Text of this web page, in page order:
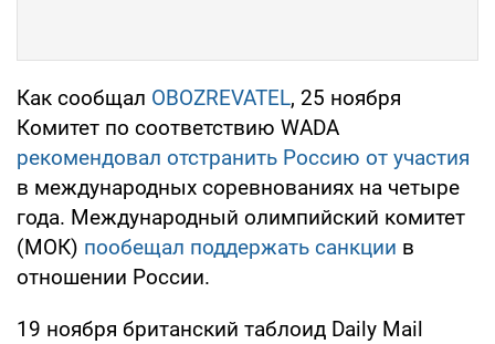
Как сообщал OBOZREVATEL, 25 ноября
Комитет по соответствию WADA
рекомендовал отстранить Россию от участия
в международных соревнованиях на четыре
года. Международный олимпийский комитет
(МОК) пообещал поддержать санкции в
отношении России.
19 ноября британский таблоид Daily Mail